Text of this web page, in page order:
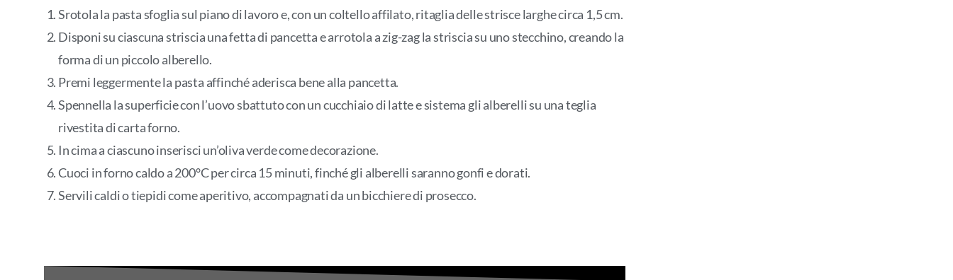
Srotola la pasta sfoglia sul piano di lavoro e, con un coltello affilato, ritaglia delle strisce larghe circa 1,5 cm.
Disponi su ciascuna striscia una fetta di pancetta e arrotola a zig-zag la striscia su uno stecchino, creando la
forma di un piccolo alberello.
Premi leggermente la pasta affinché aderisca bene alla pancetta.
Spennella la superficie con l’uovo sbattuto con un cucchiaio di latte e sistema gli alberelli su una teglia
rivestita di carta forno.
In cima a ciascuno inserisci un’oliva verde come decorazione.
Cuoci in forno caldo a 200°C per circa 15 minuti, finché gli alberelli saranno gonfi e dorati.
Servili caldi o tiepidi come aperitivo, accompagnati da un bicchiere di prosecco.